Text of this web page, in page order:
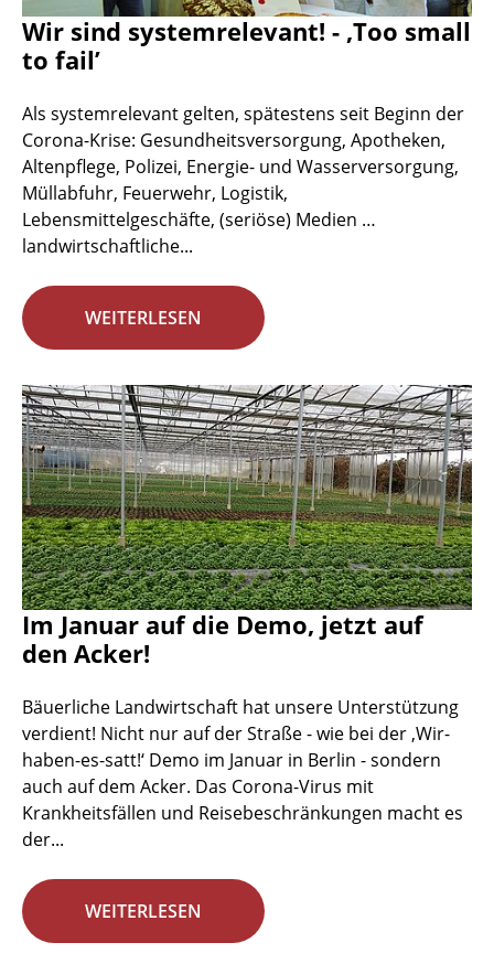
Wir sind systemrelevant! - ‚Too small
to fail’
Als systemrelevant gelten, spätestens seit Beginn der
Corona-Krise: Gesundheitsversorgung, Apotheken,
Altenpflege, Polizei, Energie- und Wasserversorgung,
Müllabfuhr, Feuerwehr, Logistik,
Lebensmittelgeschäfte, (seriöse) Medien …
landwirtschaftliche...
WEITERLESEN
Im Januar auf die Demo, jetzt auf
den Acker!
Bäuerliche Landwirtschaft hat unsere Unterstützung
verdient! Nicht nur auf der Straße - wie bei der ‚Wir-
haben-es-satt!‘ Demo im Januar in Berlin - sondern
auch auf dem Acker. Das Corona-Virus mit
Krankheitsfällen und Reisebeschränkungen macht es
der...
WEITERLESEN